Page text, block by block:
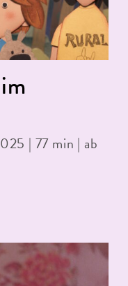
| 77 min | ab